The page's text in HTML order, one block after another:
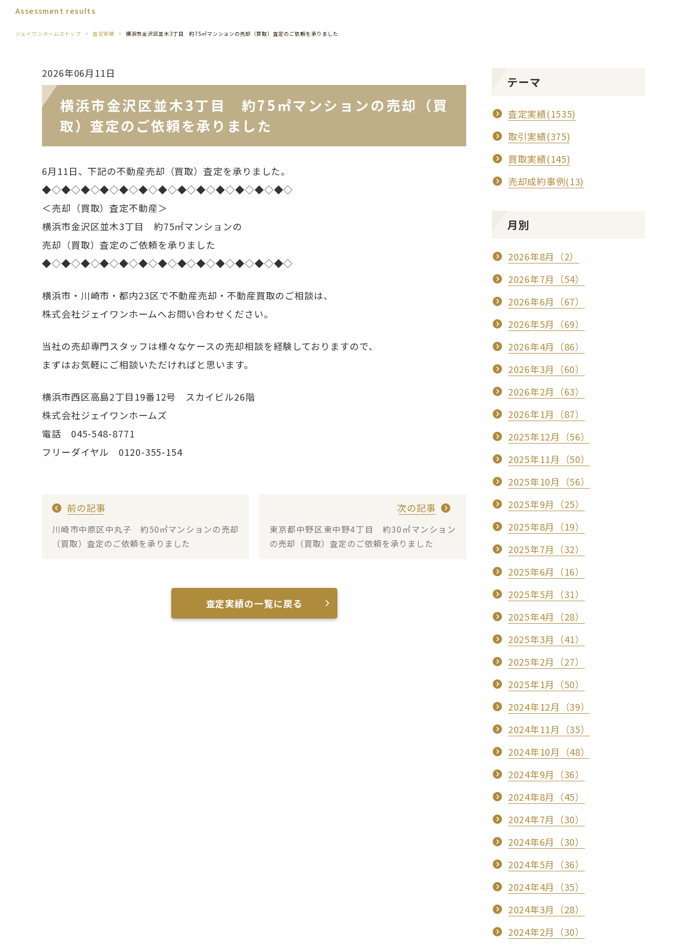
Assessment results
ジェイワンホームズトップ 査定実績 横浜市金沢区並木3丁目 約75㎡マンションの売却（買取）査定のご依頼を承りました
2026年06月11日
横浜市金沢区並木3丁目 約75㎡マンションの売却（買
取）査定のご依頼を承りました
6月11日、下記の不動産売却（買取）査定を承りました。
◆◇◆◇◆◇◆◇◆◇◆◇◆◇◆◇◆◇◆◇◆◇◆◇◆◇
＜売却（買取）査定不動産＞
横浜市金沢区並木3丁目 約75㎡マンションの
売却（買取）査定のご依頼を承りました
◆◇◆◇◆◇◆◇◆◇◆◇◆◇◆◇◆◇◆◇◆◇◆◇◆◇
横浜市・川崎市・都内23区で不動産売却・不動産買取のご相談は、
株式会社ジェイワンホームへお問い合わせください。
当社の売却専門スタッフは様々なケースの売却相談を経験しておりますので、
まずはお気軽にご相談いただければと思います。
横浜市西区高島2丁目19番12号 スカイビル26階
株式会社ジェイワンホームズ
電話 045-548-8771
フリーダイヤル 0120-355-154
前の記事
川崎市中原区中丸子 約50㎡マンションの売却
（買取）査定のご依頼を承りました
次の記事
東京都中野区東中野4丁目 約30㎡マンション
の売却（買取）査定のご依頼を承りました
査定実績の一覧に戻る
テーマ
査定実績(1535)
取引実績(375)
買取実績(145)
売却成約事例(13)
月別
2026年8月（2）
2026年7月（54）
2026年6月（67）
2026年5月（69）
2026年4月（86）
2026年3月（60）
2026年2月（63）
2026年1月（87）
2025年12月（56）
2025年11月（50）
2025年10月（56）
2025年9月（25）
2025年8月（19）
2025年7月（32）
2025年6月（16）
2025年5月（31）
2025年4月（28）
2025年3月（41）
2025年2月（27）
2025年1月（50）
2024年12月（39）
2024年11月（35）
2024年10月（48）
2024年9月（36）
2024年8月（45）
2024年7月（30）
2024年6月（30）
2024年5月（36）
2024年4月（35）
2024年3月（28）
2024年2月（30）